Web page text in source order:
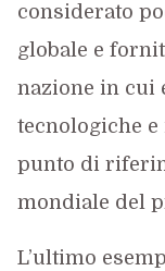
considerato
globale e
nazione in cui
tecnologiche
punto di
mondiale del
L’ultimo